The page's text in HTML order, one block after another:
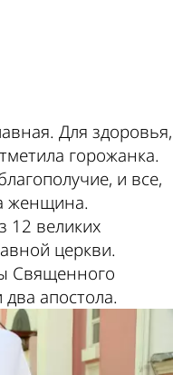
Для здоровья,
горожанка.
и все,
женщина.
12 великих
церкви.
Священного
апостола.